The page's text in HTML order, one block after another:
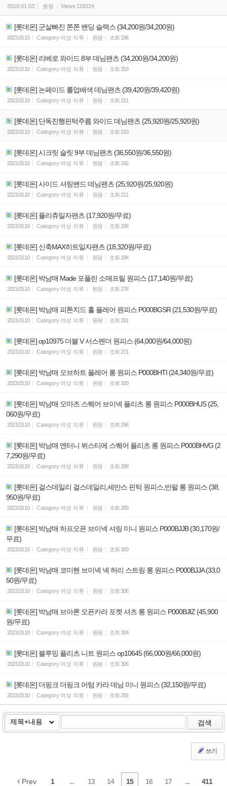
2018.01.03
원팡 Views 118324
[롯데온] 군살빠진 쫀쫀 밴딩 슬랙스 (34,200원/34,200원)
2023.03.10 Category 여성 의류 원팡 조회 196
[롯데온] 리베로 와이드 8부 데님팬츠 (34,200원/34,200원)
2023.03.10 Category 여성 의류 원팡 조회 253
[롯데온] 논페이드 롤업배색 데님팬츠 (39,420원/39,420원)
2023.03.10 Category 여성 의류 원팡 조회 211
[롯데온] 단독진행핀턱주름 와이드 데님팬츠 (25,920원/25,920원)
2023.03.10 Category 여성 의류 원팡 조회 210
[롯데온] 시크릿 슬릿 9부 데님팬츠 (36,550원/36,550원)
2023.03.10 Category 여성 의류 원팡 조회 242
[롯데온] 사이드 셔링밴드 데님팬츠 (25,920원/25,920원)
2023.03.10 Category 여성 의류 원팡 조회 211
[롯데온] 플리츄일자팬츠 (17,920원/무료)
2023.03.10 Category 여성 의류 원팡 조회 206
[롯데온] 신축MAX히트일자팬츠 (18,320원/무료)
2023.03.10 Category 여성 의류 원팡 조회 194
[롯데온] 박남매 Made 포플린 소매프릴 원피스 (17,140원/무료)
2023.03.10 Category 여성 의류 원팡 조회 278
[롯데온] 박남매 피톤치드 훌 플레어 원피스 P000BGSR (21,530원/무료)
2023.03.10 Category 여성 의류 원팡 조회 291
[롯데온] op10975 더블 V 서스펜더 원피스 (64,000원/64,000원)
2023.03.10 Category 여성 의류 원팡 조회 271
[롯데온] 박남매 오브하트 플레어 롱 원피스 P000BHTI (24,340원/무료)
2023.03.10 Category 여성 의류 원팡 조회 300
[롯데온] 박남매 오마츠 스퀘어 브이넥 플리츠 롱 원피스 P000BHUS (25,
060원/무료)
2023.03.10 Category 여성 의류 원팡 조회 296
[롯데온] 박남매 엔터니 뷔스티에 스퀘어 플리츠 롱 원피스 P000BHVG (2
7,290원/무료)
2023.03.10 Category 여성 의류 원팡 조회 298
[롯데온] 걸스데일리 걸스데일리,세반스 핀턱 원피스,반팔 롱 원피스 (38,
950원/무료)
2023.03.10 Category 여성 의류 원팡 조회 269
[롯데온] 박남매 하프오픈 브이넥 셔링 미니 원피스 P000BJJB (30,170원/
무료)
2023.03.10 Category 여성 의류 원팡 조회 300
[롯데온] 박남매 코미헨 브이넥 넥 허리 스트링 롱 원피스 P000BJJA (33,0
50원/무료)
2023.03.10 Category 여성 의류 원팡 조회 306
[롯데온] 박남매 브아론 오픈카라 포켓 셔츠 롱 원피스 P000BJIZ (45,900
원/무료)
2023.03.10 Category 여성 의류 원팡 조회 304
[롯데온] 블루밍 플리츠 니트 원피스 op10645 (66,000원/66,000원)
2023.03.10 Category 여성 의류 원팡 조회 306
[롯데온] 더핑크 더핑크 어텀 카라 데님 미니 원피스 (32,150원/무료)
2023.03.10 Category 여성 의류 원팡 조회 255
검색
쓰기
Prev 1 ... 13 14 15 16 17 ... 411